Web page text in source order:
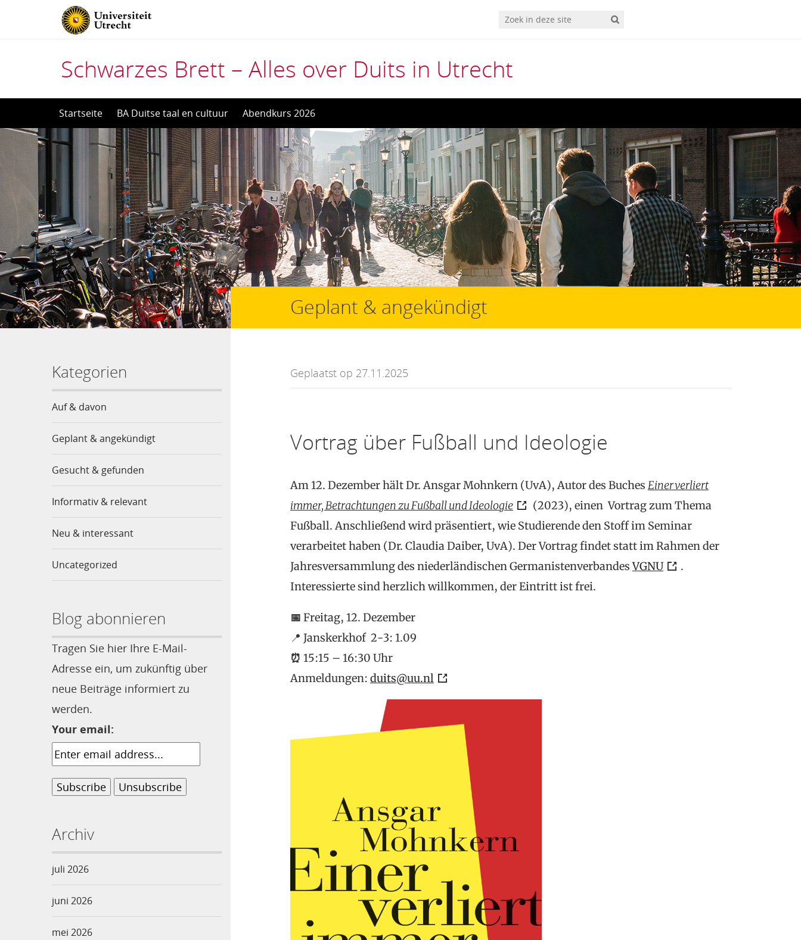
Schwarzes Brett – Alles over Duits in Utrecht
naar
Startseite BA Duitse taal en cultuur Abendkurs 2026
Kategorien
Auf & davon
Geplant & angekündigt
Gesucht & gefunden
Informativ & relevant
Neu & interessant
Uncategorized
Blog abonnieren
Tragen Sie hier Ihre E-Mail-
Adresse ein, um zukünftig über
neue Beiträge informiert zu
werden.
Your email:
Archiv
juli 2026
juni 2026
mei 2026
Geplant & angekündigt
Geplaatst op 27.11.2025
Vortrag über Fußball und Ideologie
Am 12. Dezember hält Dr. Ansgar Mohnkern (UvA), Autor des Buches Einer verliert
immer, Betrachtungen zu Fußball und Ideologie
(2023), einen Vortrag zum Thema
Fußball. Anschließend wird präsentiert, wie Studierende den Stoff im Seminar
verarbeitet haben (Dr. Claudia Daiber, UvA). Der Vortrag findet statt im Rahmen der
Jahresversammlung des niederländischen GermanistenverbandesVGNU
.
Interessierte sind herzlich willkommen, der Eintritt ist frei.
📅 Freitag, 12. Dezember
📍 Janskerkhof 2-3: 1.09
⏰ 15:15 – 16:30 Uhr
Anmeldungen: duits@uu.nl